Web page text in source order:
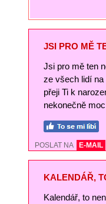
JSI PRO MĚ
Jsi pro mě ten
ze všech lidí na
přeji Ti k
nekonečně
POSLAT NA E-MAIL
KALENDÁŘ,
Kalendář, to